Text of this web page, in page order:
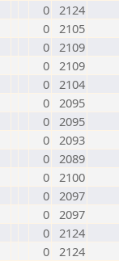
0 2124
0 2105
0 2109
0 2109
0 2104
0 2095
0 2095
0 2093
0 2089
0 2100
0 2097
0 2097
0 2124
0 2124